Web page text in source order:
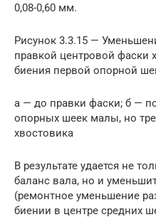
0,08-0,60 мм.
Рисунок 3.3.15 —
правкой центровой фаски
биения первой опорной
а — до правки фаски; б —
опорных шеек малы, но
хвостовика
В результате удается не
баланс вала, но и
(ремонтное уменьшение
биении в центре средних